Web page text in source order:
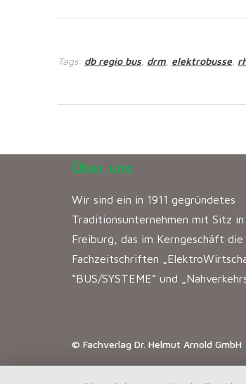
Tags: db regio bus, drm elektrobusse,
Über uns
Wir sind ein in 1911 gegründetes
Traditionsunternehmen mit Sitz
Freiburg, das im Kerngeschäft die
Fachzeitschriften
“BUS/SYSTEME” und
© Fachverlag Dr. Helmut Arnold GmbH